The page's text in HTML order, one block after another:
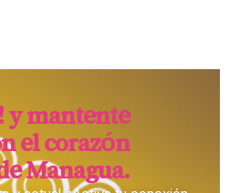
y mantente
el corazón
Managua.​